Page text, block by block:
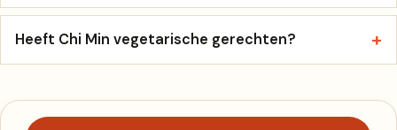
Heeft Chi Min vegetarische gerechten?